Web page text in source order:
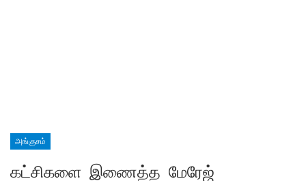
அங்குசம்
கட்சிகளை இணைத்த மேரேஜ்